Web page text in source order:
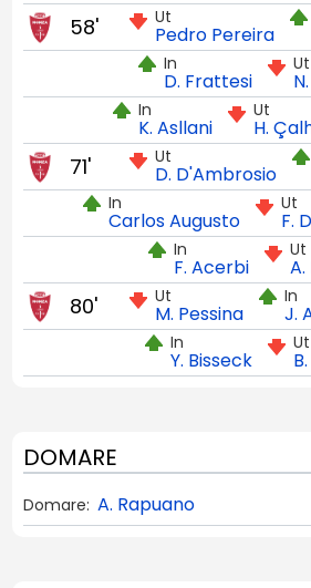
Ut
Pedro Pereira
58'
Ut
In
D. Frattesi
Ut
H.
In
K. Asllani
Ut
D. D'Ambrosio
71'
Ut
F.
In
Carlos Augusto
Ut
In
F. Acerbi
Ut
M. Pessina
In
J.
80'
Ut
In
Y. Bisseck
DOMARE
Domare: A. Rapuano